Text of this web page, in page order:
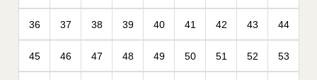
36 37 38 39 40 41 42 43 44
45 46 47 48 49 50 51 52 53